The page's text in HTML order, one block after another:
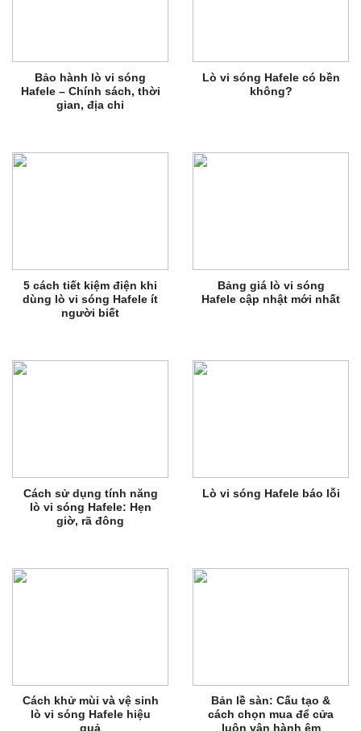
Bảo hành lò vi sóng
Hafele – Chính sách, thời
gian, địa chỉ
Lò vi sóng Hafele có bền
không?
5 cách tiết kiệm điện khi
dùng lò vi sóng Hafele ít
người biết
Bảng giá lò vi sóng
Hafele cập nhật mới nhất
Cách sử dụng tính năng
lò vi sóng Hafele: Hẹn
giờ, rã đông
Lò vi sóng Hafele báo lỗi
Cách khử mùi và vệ sinh
lò vi sóng Hafele hiệu
quả
Bản lề sàn: Cấu tạo &
cách chọn mua để cửa
luôn vận hành êm